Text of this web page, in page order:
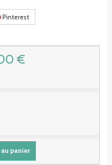
Pinterest
€
panier